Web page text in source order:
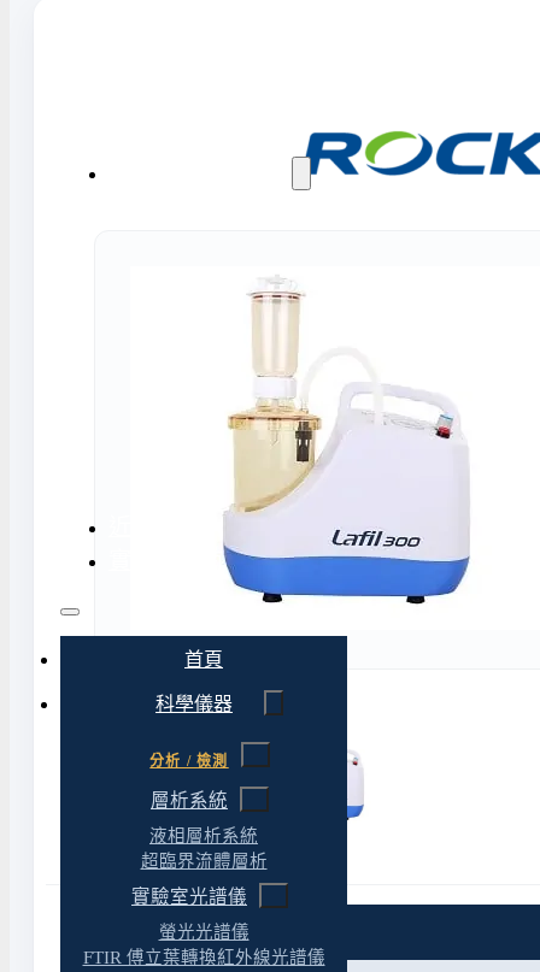
實驗室建置服務
天花板工程
隔間工程
首頁
科學儀器
分析 / 檢測
層析系統
液相層析系統
超臨界流體層析
實驗室光譜儀
螢光光譜儀
FTIR 傅立葉轉換紅外線光譜儀
特色